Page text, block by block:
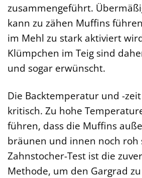
zusammengeführt.
kann zu zähen Muffins
im Mehl zu stark aktiviert
Klümpchen im Teig sind
und sogar erwünscht.
Die Backtemperatur und -
kritisch. Zu hohe
führen, dass die Muffins
bräunen und innen noch roh
Zahnstocher-Test ist die
Methode, um den Gargrad